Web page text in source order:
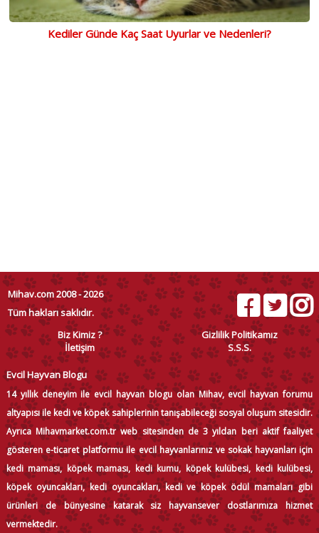
Kediler Günde Kaç Saat Uyurlar ve Nedenleri?
Mihav.com 2008 - 2026
Tüm hakları saklıdır.
Biz Kimiz ?
Gizlilik Politikamız
İletişim
S.S.S.
Evcil Hayvan Blogu
14 yıllık deneyim ile evcil hayvan blogu olan Mihav, evcil hayvan forumu
altyapısı ile kedi ve köpek sahiplerinin tanışabileceği sosyal oluşum sitesidir.
Ayrıca Mihavmarket.com.tr web sitesinden de 3 yıldan beri aktif faaliyet
gösteren e-ticaret platformu ile evcil hayvanlarınız ve sokak hayvanları için
kedi maması, köpek maması, kedi kumu, köpek kulübesi, kedi kulübesi,
köpek oyuncakları, kedi oyuncakları, kedi ve köpek ödül mamaları gibi
ürünleri de bünyesine katarak siz hayvansever dostlarımıza hizmet
vermektedir.